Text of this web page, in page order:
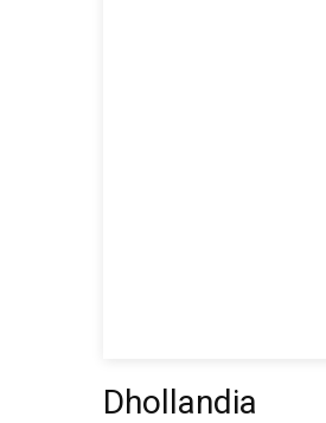
Dhollandia